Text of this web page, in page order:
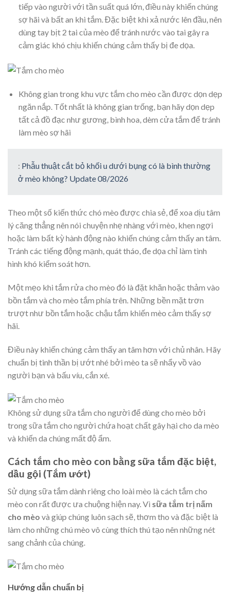
tiếp vào người với tần suất quá lớn, điều này khiến chúng
sợ hãi và bất an khi tắm. Đặc biệt khi xả nước lên đầu, nên
dùng tay bịt 2 tai của mèo để tránh nước vào tai gây ra
cảm giác khó chịu khiến chúng cảm thấy bị đe dọa.
Không gian trong khu vực tắm cho mèo cần được dọn dẹp
ngăn nắp. Tốt nhất là không gian trống, bạn hãy dọn dẹp
tất cả đồ đạc như gương, bình hoa, dèm cửa tắm để tránh
làm mèo sợ hãi
: Phẫu thuật cắt bỏ khối u dưới bụng có là bình thường
ở mèo không? Update 08/2026
Theo một số kiến thức chó mèo được chia sẻ, để xoa dịu tâm
lý căng thẳng nên nói chuyện nhẹ nhàng với mèo, khen ngợi
hoặc làm bất kỳ hành động nào khiến chúng cảm thấy an tâm.
Tránh các tiếng động mạnh, quát tháo, đe dọa chỉ làm tình
hình khó kiểm soát hơn.
Một mẹo khi tắm rửa cho mèo đó là đặt khăn hoặc thảm vào
bồn tắm và cho mèo tắm phía trên. Những bền mặt trơn
trượt như bồn tắm hoặc chậu tắm khiến mèo cảm thấy sợ
hãi.
Điều này khiến chúng cảm thấy an tâm hơn với chủ nhân. Hãy
chuẩn bị tinh thần bị ướt nhé bởi mèo ta sẽ nhẩy vồ vào
người bạn và bấu víu, cắn xé.
Không sử dụng sữa tắm cho người để dùng cho mèo bởi
trong sữa tắm cho người chứa hoạt chất gây hại cho da mèo
và khiến da chúng mất độ ẩm.
Cách tắm cho mèo con bằng sữa tắm đặc biệt,
dầu gội (Tắm ướt)
Sử dụng sữa tắm dành riêng cho loài mèo là cách tắm cho
mèo con rất được ưa chuộng hiện nay. Vì sữa tắm trị nấm
cho mèo và giúp chúng luôn sạch sẽ, thơm tho và đặc biệt là
làm cho những chú mèo vô cùng thích thú tạo nên những nét
sang chảnh của chúng.
Hướng dẫn chuẩn bị